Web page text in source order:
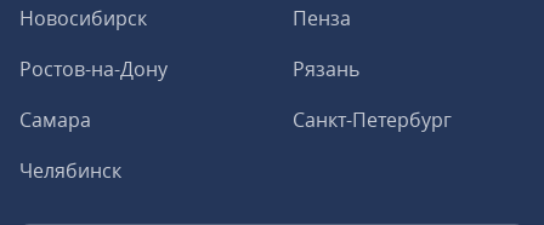
Новосибирск
Пенза
Ростов-на-Дону
Рязань
Самара
Санкт-Петербург
Челябинск